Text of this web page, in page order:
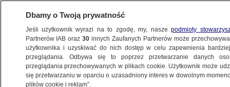
FAKTY
Dbamy o Twoją prywatność
Jeśli użytkownik wyrazi na to zgodę, my, naszepodmioty
Partnerów IAB oraz30 innych Zaufanych Partnerów może
użytkownika i uzyskiwać do nich dostęp w celu zapewnienia
przeglądania. Odbywa się to poprzez przetwarzanie danych
przeglądania przechowywanych w plikach cookie. Użytkownik może
się przetwarzaniu w oparciu o uzasadniony interes w dowolnym
plików cookie i reklam”.